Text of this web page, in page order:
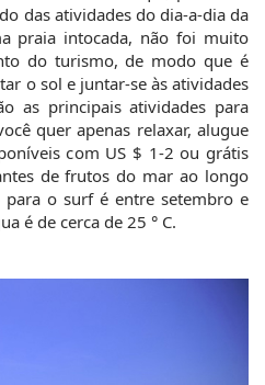
das atividades do dia-a-dia da
praia intocada, não foi muito
do turismo, de modo que é
o sol e juntar-se às atividades
as principais atividades para
quer apenas relaxar, alugue
com US $ 1-2 ou grátis
de frutos do mar ao longo
o surf é entre setembro e
é de cerca de 25 ° C.